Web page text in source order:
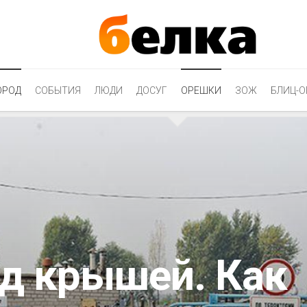
СОБЫТИЯ ЛЮДИ ДОСУГ ОРЕШКИ ЗОЖ БЛИЦ-
крышей. Как